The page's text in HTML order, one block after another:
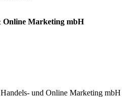
Online Marketing mbH